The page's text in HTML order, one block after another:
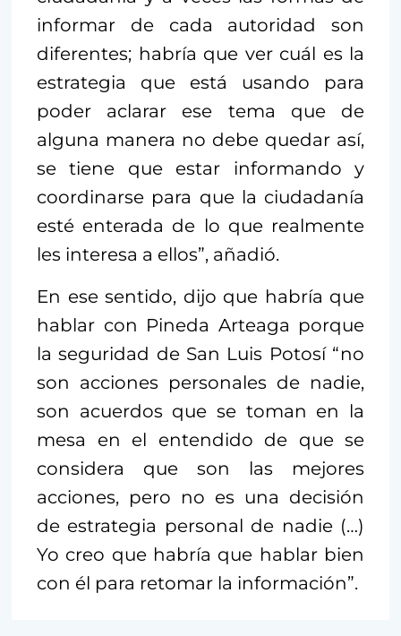
informar de cada autoridad son
diferentes; habría que ver cuál es la
estrategia que está usando para
poder aclarar ese tema que de
alguna manera no debe quedar así,
se tiene que estar informando y
coordinarse para que la ciudadanía
esté enterada de lo que realmente
les interesa a ellos”, añadió.
En ese sentido, dijo que habría que
hablar con Pineda Arteaga porque
la seguridad de San Luis Potosí “no
son acciones personales de nadie,
son acuerdos que se toman en la
mesa en el entendido de que se
considera que son las mejores
acciones, pero no es una decisión
de estrategia personal de nadie (…)
Yo creo que habría que hablar bien
con él para retomar la información”.